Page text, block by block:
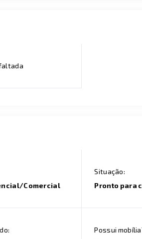
Comercial
Situação:
Pronto para
Possui